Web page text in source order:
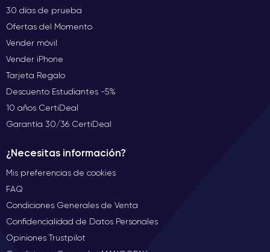
30 días de prueba
Ofertas del Momento
Vender móvil
Vender iPhone
Tarjeta Regalo
Descuento Estudiantes -5%
10 años CertiDeal
Garantía 30/36 CertiDeal
¿Necesitas información?
Mis preferencias de cookies
FAQ
Condiciones Generales de Venta
Confidencialidad de Datos Personales
Opiniones Trustpilot